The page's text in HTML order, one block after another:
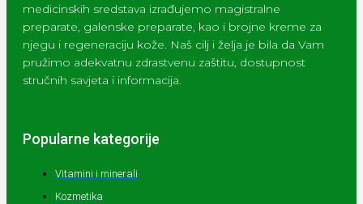
medicinskih sredstava izrađujemo magistralne
preparate, galenske preparate, kao i brojne kreme za
njegu i regeneraciju kože. Naš cilj i želja je bila da Vam
pružimo adekvatnu zdrastvenu zaštitu, dostupnost
stručnih savjeta i informacija.
Popularne kategorije
Vitamini i minerali
Kozmetika